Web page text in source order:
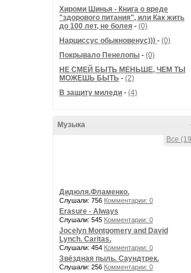
Хироми Шинья - Книга о вреде
"здорового питания", или Как жить
до 100 лет, не болея - (0)
Нарциссус обыкновенус))) - (0)
Покрывало Пенелопы - (0)
НЕ СМЕЙ БЫТЬ МЕНЬШЕ, ЧЕМ ТЫ
МОЖЕШЬ БЫТЬ - (2)
В защиту миледи - (4)
Музыка
Все
Дидюля.Фламенко.
Слушали: 756 Комментарии: 0
Erasure - Always
Слушали: 545 Комментарии: 0
Jocelyn Montgomery and David
Lynch. Caritas.
Слушали: 454 Комментарии: 0
Звёздная пыль. Саундтрек.
Слушали: 256 Комментарии: 0